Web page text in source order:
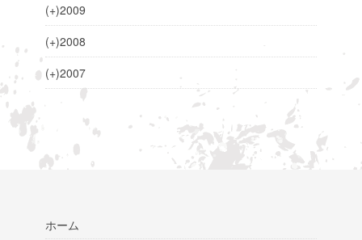
(+)2009
(+)2008
(+)2007
ホーム